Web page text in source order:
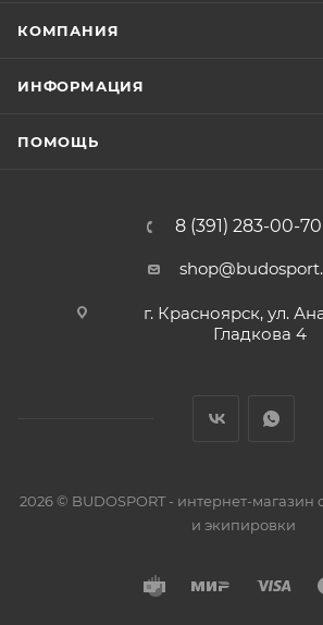
КОМПАНИЯ
ИНФОРМАЦИЯ
ПОМОЩЬ
8 (391) 283-00-70
г. Красноярск, ул.
Гладкова 4
2026 © BUDOSPORT - интернет-
и экипировки